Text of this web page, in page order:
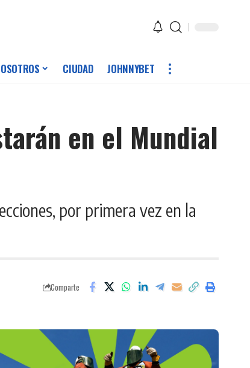
CIUDAD JOHNNYBET
en el Mundial
por primera vez en la
Comparte